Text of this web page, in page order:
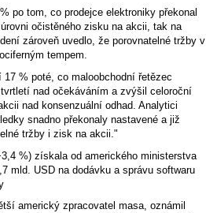
po tom, co prodejce elektroniky překonal
očistěného zisku na akcii, tak na
zároveň uvedlo, že porovnatelné tržby v
tempem.
17 % poté, co maloobchodní řetězec
nad očekáváním a zvýšil celoroční
nad konsenzuální odhad. Analytici
snadno překonaly nastavené a již
tržby i zisk na akcii."
%) získala od amerického ministerstva
mld. USD na dodávku a správu softwaru
americký zpracovatel masa, oznámil